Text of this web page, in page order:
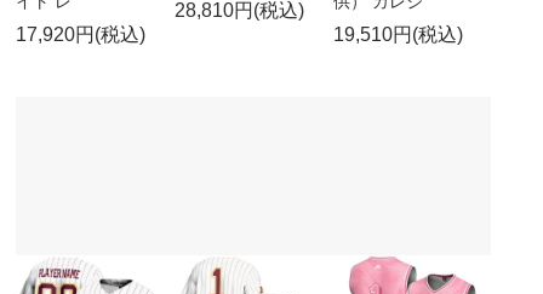
17,920円(税込)
28,810円(税込)
19,510円(税込)